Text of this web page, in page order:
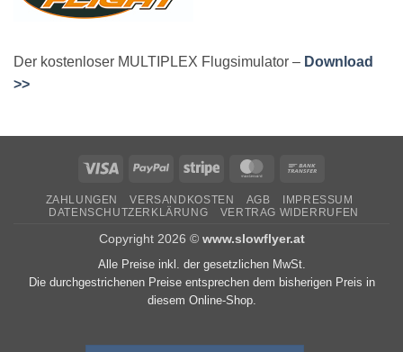
Der kostenloser MULTIPLEX Flugsimulator – Download
>>
Visa PayPal Stripe MasterCard
ZAHLUNGEN VERSANDKOSTEN AGB
IMPRESSUM
DATENSCHUTZERKLÄRUNG
VERTRAG WIDERRUFEN
Copyright 2026 © www.slowflyer.at
Alle Preise inkl. der gesetzlichen MwSt.
Die durchgestrichenen Preise entsprechen dem bisherigen Preis in
diesem Online-Shop.